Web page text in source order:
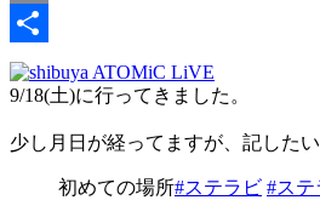
Link
Email
共
有
9/18(土)に行ってきました。
少し月日が経ってますが、記したい
初めての場所#ステラビ #ステ